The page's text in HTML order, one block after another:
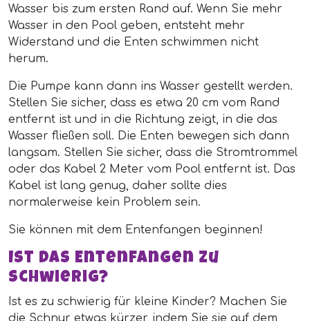
Wasser bis zum ersten Rand auf. Wenn Sie mehr
Wasser in den Pool geben, entsteht mehr
Widerstand und die Enten schwimmen nicht
herum.
Die Pumpe kann dann ins Wasser gestellt werden.
Stellen Sie sicher, dass es etwa 20 cm vom Rand
entfernt ist und in die Richtung zeigt, in die das
Wasser fließen soll. Die Enten bewegen sich dann
langsam. Stellen Sie sicher, dass die Stromtrommel
oder das Kabel 2 Meter vom Pool entfernt ist. Das
Kabel ist lang genug, daher sollte dies
normalerweise kein Problem sein.
Sie können mit dem Entenfangen beginnen!
Ist das Entenfangen zu
schwierig?
Ist es zu schwierig für kleine Kinder? Machen Sie
die Schnur etwas kürzer, indem Sie sie auf dem